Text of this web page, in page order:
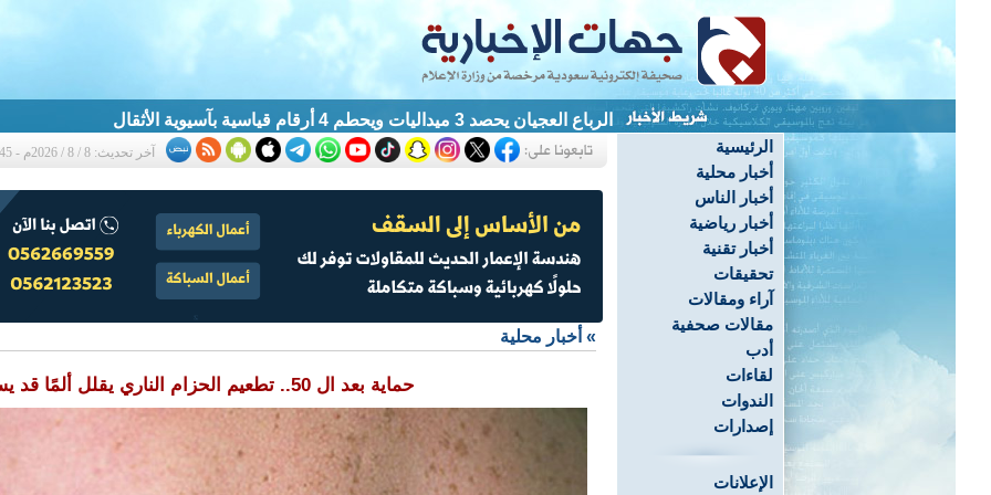
الرباع العجيان يحصد 3 ميداليات ويحطم 4 أرقام قياسية بآسيوية الأثقال
الرئيسية
أخبار محلية
أخبار الناس
أخبار رياضية
أخبار تقنية
تحقيقات
آراء ومقالات
مقالات صحفية
أدب
لقاءات
الندوات
إصدارات
الإعلانات
آخر تحديث: 8 / 8 / 2026م - 1:45 ص
» أخبار محلية
حماية بعد ال 50.. تطعيم الحزام الناري يقلل ألمًا قد يستمر سنوات